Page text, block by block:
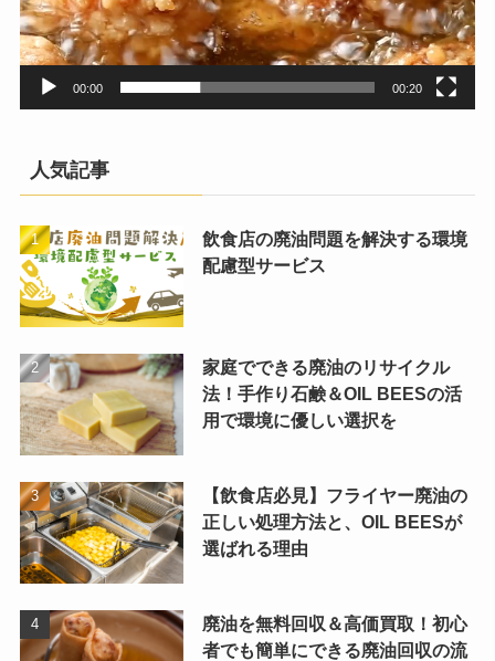
00:00 00:20
人気記事
飲食店の廃油問題を解決する環境
配慮型サービス
家庭でできる廃油のリサイクル
法！手作り石鹸＆OIL BEESの活
用で環境に優しい選択を
【飲食店必見】フライヤー廃油の
正しい処理方法と、OIL BEESが
選ばれる理由
廃油を無料回収＆高価買取！初心
者でも簡単にできる廃油回収の流